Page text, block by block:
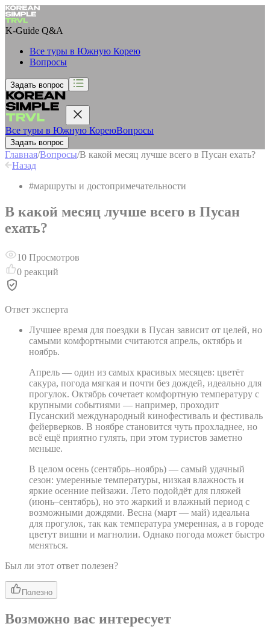
K-Guide Q&A
Все туры в Южную Корею
Вопросы
Задать вопрос
Все туры в Южную КореюВопросы
Задать вопрос
Главная/Вопросы/В какой месяц лучше всего в Пусан ехать?
Назад
#маршруты и достопримечательности
В какой месяц лучше всего в Пусан
ехать?
10 Просмотров
0 реакций
Ответ эксперта
Лучшее время для поездки в Пусан зависит от целей, но
самыми комфортными считаются апрель, октябрь и
ноябрь.
Апрель — один из самых красивых месяцев: цветёт
сакура, погода мягкая и почти без дождей, идеально для
прогулок. Октябрь сочетает комфортную температуру с
крупными событиями — например, проходит
Пусанский международный кинофестиваль и фестиваль
фейерверков. В ноябре становится чуть прохладнее, но
всё ещё приятно гулять, при этом туристов заметно
меньше.
В целом осень (сентябрь–ноябрь) — самый удачный
сезон: умеренные температуры, низкая влажность и
яркие осенние пейзажи. Лето подойдёт для пляжей
(июнь–сентябрь), но это жаркий и влажный период с
возможными дождями. Весна (март — май) идеальна
для прогулок, так как температура умеренная, а в городе
цветут вишни и магнолии. Однако погода может быстро
меняться.
Был ли этот ответ полезен?
Полезно
Возможно вас интересует